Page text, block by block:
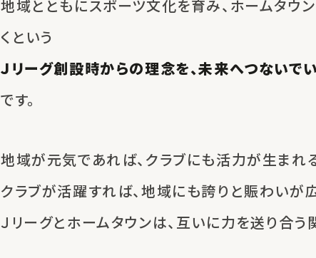
地域とともにスポーツ文化を育み、 ホームタウ
くという
Ｊリーグ創設時からの理念を、未来へつないで
です。
地域が元気であれば、 クラブにも活力が生まれる
クラブが活躍すれば、 地域にも誇りと賑わいが広
Ｊリーグとホームタウンは、 互いに力を送り合う